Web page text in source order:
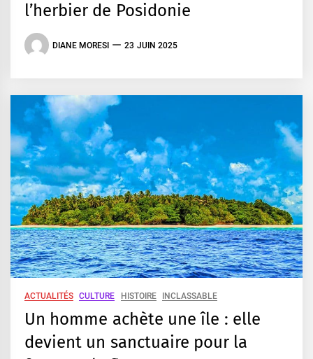
l’herbier de Posidonie
DIANE MORESI 23 JUIN 2025
ACTUALITÉS CULTURE HISTOIRE INCLASSABLE
Un homme achète une île : elle
devient un sanctuaire pour la